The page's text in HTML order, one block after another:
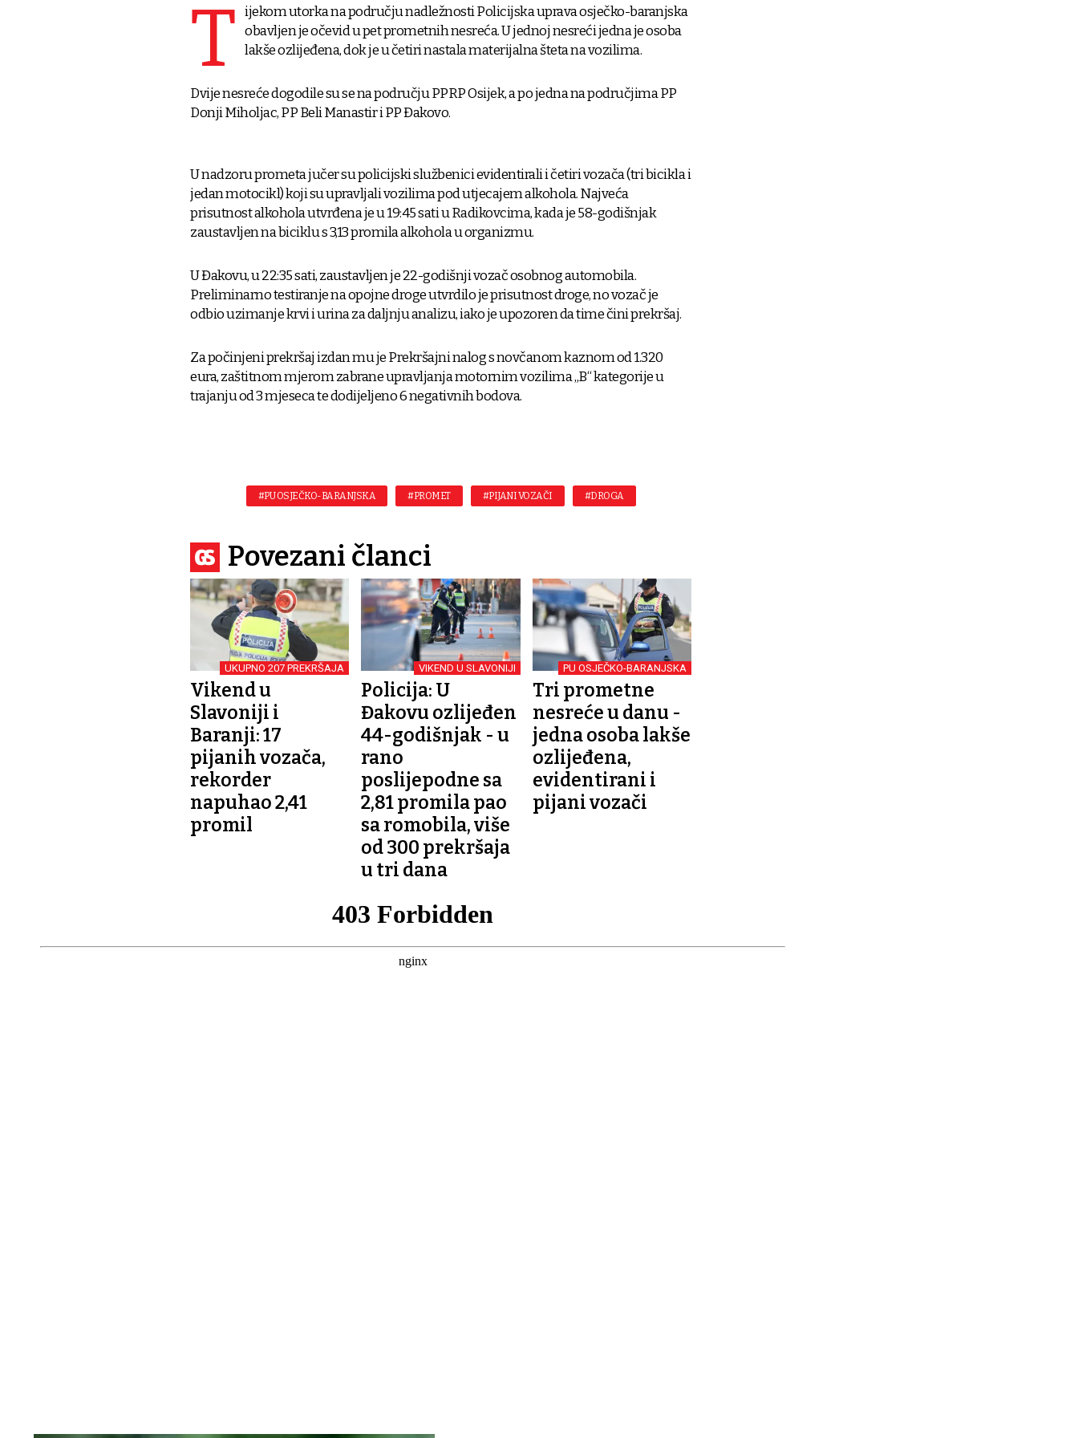
T ijekom utorka na području nadležnosti Policijska uprava osječko-baranjska
obavljen je očevid u pet prometnih nesreća. U jednoj nesreći jedna je osoba
lakše ozlijeđena, dok je u četiri nastala materijalna šteta na vozilima.
Dvije nesreće dogodile su se na području PPRP Osijek, a po jedna na područjima PP
Donji Miholjac, PP Beli Manastir i PP Đakovo.
U nadzoru prometa jučer su policijski službenici evidentirali i četiri vozača (tri bicikla i
jedan motocikl) koji su upravljali vozilima pod utjecajem alkohola. Najveća
prisutnost alkohola utvrđena je u 19:45 sati u Radikovcima, kada je 58-godišnjak
zaustavljen na biciklu s 3,13 promila alkohola u organizmu.
U Đakovu, u 22:35 sati, zaustavljen je 22-godišnji vozač osobnog automobila.
Preliminarno testiranje na opojne droge utvrdilo je prisutnost droge, no vozač je
odbio uzimanje krvi i urina za daljnju analizu, iako je upozoren da time čini prekršaj.
Za počinjeni prekršaj izdan mu je Prekršajni nalog s novčanom kaznom od 1.320
eura, zaštitnom mjerom zabrane upravljanja motornim vozilima „B“ kategorije u
trajanju od 3 mjeseca te dodijeljeno 6 negativnih bodova.
#PU OSJEČKO-BARANJSKA #PROMET #PIJANI VOZAČI #DROGA
Povezani članci
UKUPNO 207 PREKRŠAJA
Vikend u
Slavoniji i
Baranji: 17
pijanih vozača,
rekorder
napuhao 2,41
promil
VIKEND U SLAVONIJI
Policija: U
Đakovu ozlijeđen
44-godišnjak - u
rano
poslijepodne sa
2,81 promila pao
sa romobila, više
od 300 prekršaja
u tri dana
PU OSJEČKO-BARANJSKA
Tri prometne
nesreće u danu -
jedna osoba lakše
ozlijeđena,
evidentirani i
pijani vozači